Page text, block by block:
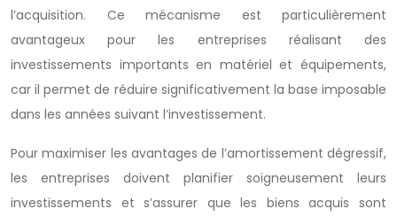
l’acquisition. Ce mécanisme est particulièrement
avantageux pour les entreprises réalisant des
investissements importants en matériel et équipements,
car il permet de réduire significativement la base imposable
dans les années suivant l’investissement.
Pour maximiser les avantages de l’amortissement dégressif,
les entreprises doivent planifier soigneusement leurs
investissements et s’assurer que les biens acquis sont